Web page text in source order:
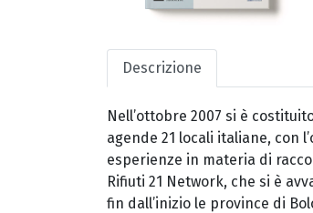
Descrizione
Nell’ottobre 2007 si è
agende 21 locali italiane, con
esperienze in materia di
Rifiuti 21 Network, che si è
fin dall’inizio le province di